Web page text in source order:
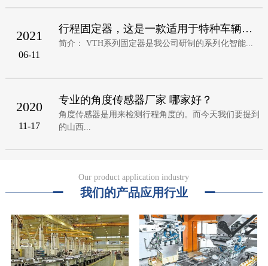
2021
06-11
行程固定器，这是一款适用于特种车辆，无人
简介： VTH系列固定器是我公司研制的系列化智能...
2020
11-17
专业的角度传感器厂家 哪家好？
角度传感器是用来检测行程角度的。而今天我们要提到
的山西...
Our product application industry
我们的产品应用行业